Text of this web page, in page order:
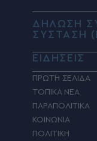
ΔΗΛΩΣΗ
ΣΥΣΤΑΣΗ
ΕΙΔΗΣΕΙΣ
ΠΡΩΤΗ ΣΕΛΙΔΑ
ΤΟΠΙΚΑ ΝΕΑ
ΠΑΡΑΠΟΛΙΤΙΚΑ
ΚΟΙΝΩΝΙΑ
ΠΟΛΙΤΙΚΗ